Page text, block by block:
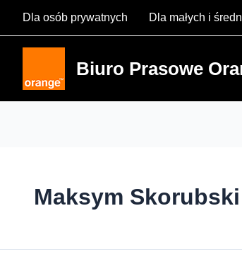
Dla osób prywatnych Dla małych i
Biuro Prasowe
Maksym Skorubski